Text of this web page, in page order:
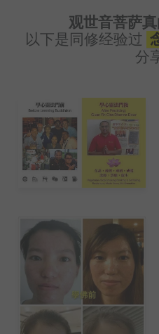
观世音菩萨真
以下是同修经验过
分